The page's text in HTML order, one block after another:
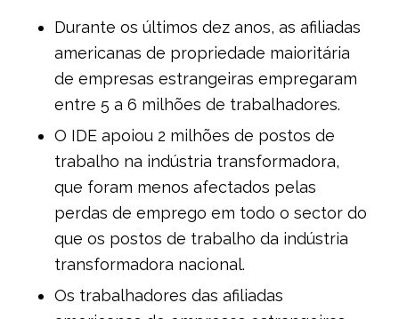
Durante os últimos dez anos, as afiliadas
americanas de propriedade maioritária
de empresas estrangeiras empregaram
entre 5 a 6 milhões de trabalhadores.
O IDE apoiou 2 milhões de postos de
trabalho na indústria transformadora,
que foram menos afectados pelas
perdas de emprego em todo o sector do
que os postos de trabalho da indústria
transformadora nacional.
Os trabalhadores das afiliadas